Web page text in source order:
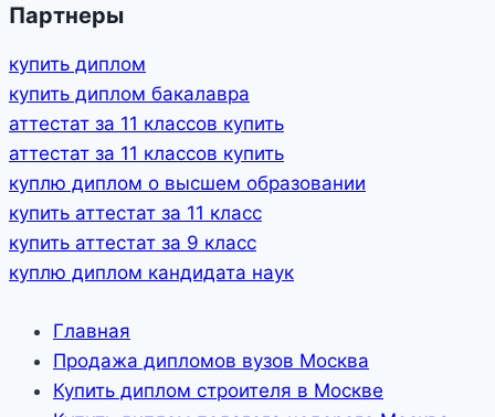
Партнеры
купить диплом
купить диплом бакалавра
аттестат за 11 классов купить
аттестат за 11 классов купить
куплю диплом о высшем образовании
купить аттестат за 11 класс
купить аттестат за 9 класс
куплю диплом кандидата наук
Главная
Продажа дипломов вузов Москва
Купить диплом строителя в Москве